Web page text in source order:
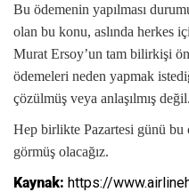
Bu ödemenin yapılması
olan bu konu, aslında herkes
Murat Ersoy’un tam bilirkişi
ödemeleri neden yapmak
çözülmüş veya anlaşılmış değil.
Hep birlikte Pazartesi günü bu
görmüş olacağız.
Kaynak: https://